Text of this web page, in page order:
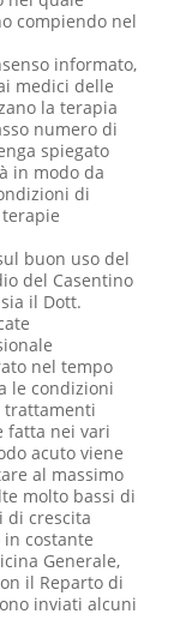
compiendo nel
informato,
medici delle
la terapia
numero di
spiegato
in modo da
di
buon uso del
del Casentino
il Dott.
nel tempo
le condizioni
trattamenti
fatta nei vari
acuto viene
al massimo
molto bassi di
di crescita
costante
Generale,
il Reparto di
inviati alcuni